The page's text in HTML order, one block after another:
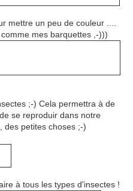
mettre un peu de couleur ....
mes barquettes ,-)))
;-) Cela permettra à de
se reproduir dans notre
des petites choses ;-)
à tous les types d'insectes !